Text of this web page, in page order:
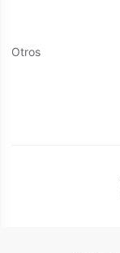
Otros